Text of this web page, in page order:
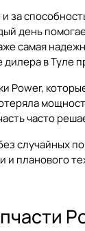
день
самая
в Туле
часто
планового